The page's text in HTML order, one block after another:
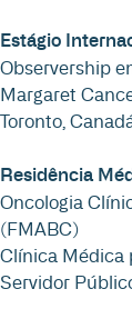
Estágio
Observership
Margaret
Toronto,
Residência
Oncologia
(FMABC)
Clínica Médica
Servidor